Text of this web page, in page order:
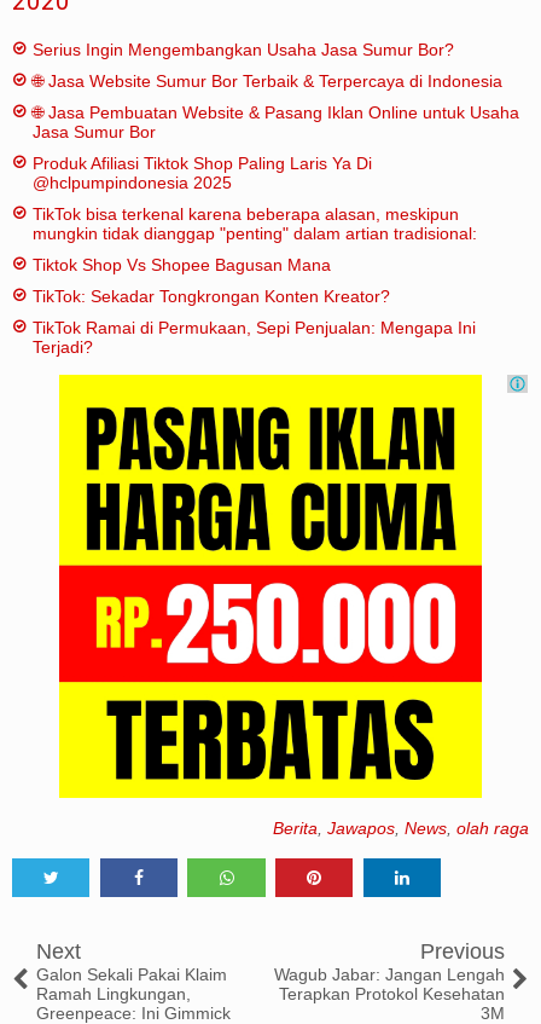
Serius Ingin Mengembangkan Usaha Jasa Sumur Bor?
🌐 Jasa Website Sumur Bor Terbaik & Terpercaya di Indonesia
🌐 Jasa Pembuatan Website & Pasang Iklan Online untuk Usaha
Jasa Sumur Bor
Produk Afiliasi Tiktok Shop Paling Laris Ya Di
@hclpumpindonesia 2025
TikTok bisa terkenal karena beberapa alasan, meskipun
mungkin tidak dianggap "penting" dalam artian tradisional:
Tiktok Shop Vs Shopee Bagusan Mana
TikTok: Sekadar Tongkrongan Konten Kreator?
TikTok Ramai di Permukaan, Sepi Penjualan: Mengapa Ini
Terjadi?
Berita Jawapos News olah raga
Next
Galon Sekali Pakai Klaim
Ramah Lingkungan,
Greenpeace: Ini Gimmick
Previous
Wagub Jabar: Jangan Lengah
Terapkan Protokol Kesehatan
3M